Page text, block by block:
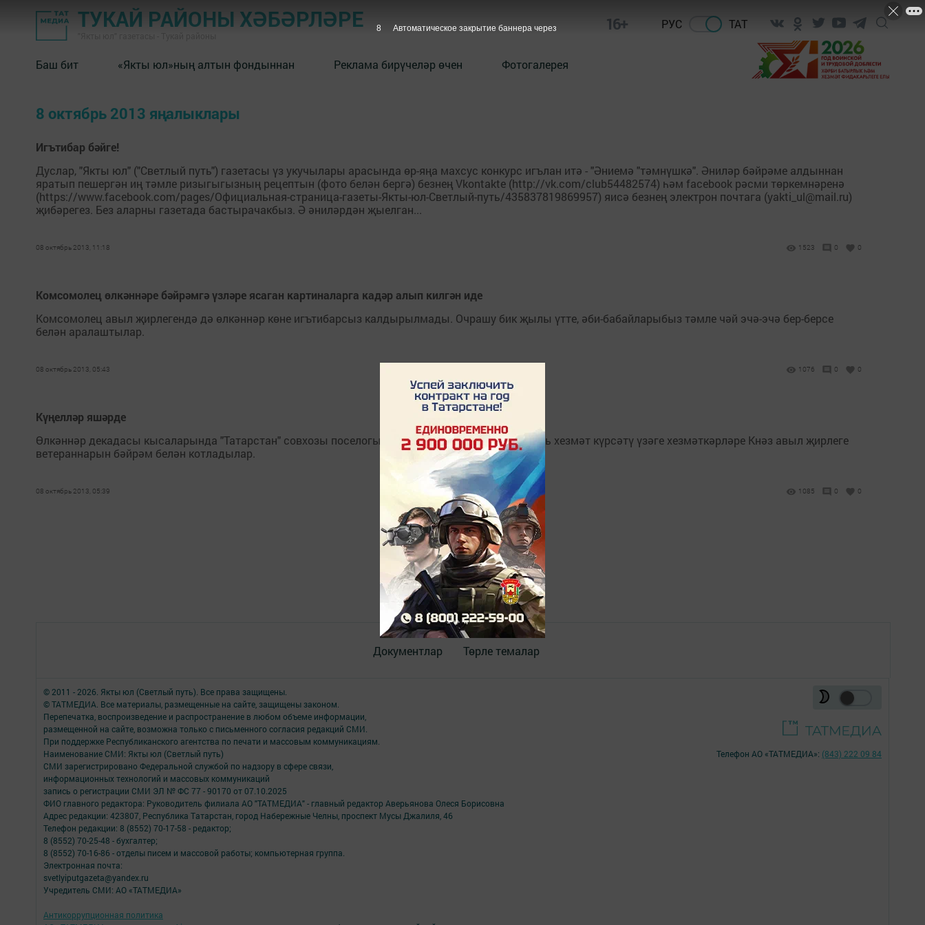
ТУКАЙ РАЙОНЫ ХӘБӘРЛӘРЕ 16+ РУС ТАТ
Баш бит «Якты юл»ның алтын фондыннан Реклама бирүчеләр өчен Фотогалерея
8 октябрь 2013 яңалыклары
Игътибар бәйге!
Дуслар, "Якты юл" ("Светлый путь") газетасы үз укучылары арасында өр-яңа махсус конкурс игълан итә - "Әниемә "тәмнүшкә". Әниләр бәйрәме алдыннан
яратып пешергән иң тәмле ризыгыгызның рецептын (фото белән бергә) безнең Vkontakte (http://vk.com/club54482574) һәм facebook рәсми төркемнәренә
(https://www.facebook.com/pages/Официальная-страница-газеты-Якты-юл-Светлый-путь/435837819869957) яисә безнең электрон почтага (yakti_ul@mail.ru)
җибәрегез. Без аларны газетада бастырачакбыз. Ә әниләрдән җыелган...
08 октябрь 2013, 11:18 1523 0 0
Комсомолец өлкәннәре бәйрәмгә үзләре ясаган картиналарга кадәр алып килгән иде
Комсомолец авыл җирлегендә дә өлкәннәр көне игътибарсыз калдырылмады. Очрашу бик җылы үтте, әби-бабайларыбыз тәмле чәй эчә-эчә бер-берсе
белән аралаштылар.
08 октябрь 2013, 05:43 1076 0 0
Күңелләр яшәрде
Өлкәннәр декадасы кысаларында "Татарстан" совхозы поселогында "Шәфкать" халыкка социаль хезмәт күрсәтү үзәге хезмәткәрләре Кнәз авыл җирлеге
ветераннарын бәйрәм белән котладылар.
08 октябрь 2013, 05:39 1085 0 0
Документлар Төрле темалар
© 2011 - 2026. Якты юл (Светлый путь). Все права защищены.
© ТАТМЕДИА. Все материалы, размещенные на сайте, защищены законом.
Перепечатка, воспроизведение и распространение в любом объеме информации,
размещенной на сайте, возможна только с письменного согласия редакций СМИ.
При поддержке Республиканского агентства по печати и массовым коммуникациям.
Наименование СМИ: Якты юл (Светлый путь)
СМИ зарегистрировано Федеральной службой по надзору в сфере связи,
информационных технологий и массовых коммуникаций
запись о регистрации СМИ ЭЛ № ФС 77 - 90170 от 07.10.2025
ФИО главного редактора: Руководитель филиала АО "ТАТМЕДИА" - главный редактор Аверьянова Олеся Борисовна
Адрес редакции: 423807, Республика Татарстан, город Набережные Челны, проспект Мусы Джалиля, 46
Телефон редакции: 8 (8552) 70-17-58 - редактор;
8 (8552) 70-25-48 - бухгалтер;
8 (8552) 70-16-86 - отделы писем и массовой работы; компьютерная группа.
Электронная почта:
svetlyiputgazeta@yandex.ru
Учредитель СМИ: АО «ТАТМЕДИА»
Антикоррупционная политика
Телефон АО «ТАТМЕДИА»: (843) 222 09 84
8 Автоматическое закрытие баннера через